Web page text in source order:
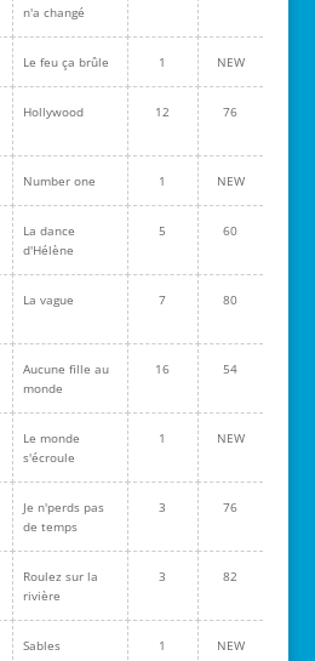
n'a changé
Le feu ça brûle 1 NEW
Hollywood 12 76
Number one 1 NEW
La dance
d'Hélène
5 60
La vague 7 80
Aucune fille au
monde
16 54
Le monde
s'écroule
1 NEW
Je n'perds pas
de temps
3 76
Roulez sur la
rivière
3 82
Sables
1 NEW